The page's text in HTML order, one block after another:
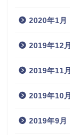
2020年1月
2019年12月
2019年11月
2019年10月
2019年9月